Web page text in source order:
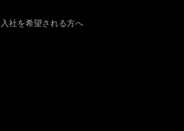
入社を希望される方へ